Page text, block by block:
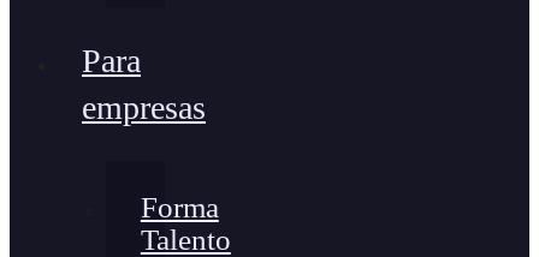
Para
empresas
Forma
Talento